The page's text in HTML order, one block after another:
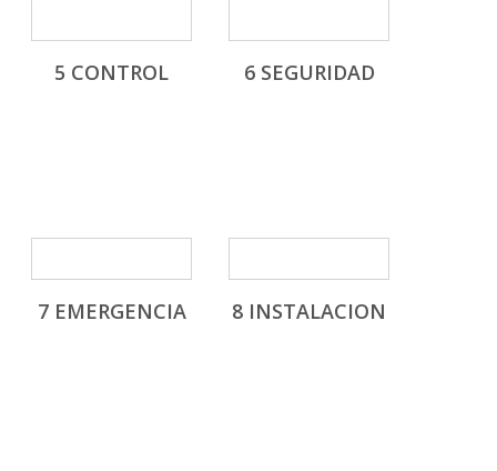
5 CONTROL 6 SEGURIDAD
7 EMERGENCIA 8 INSTALACION